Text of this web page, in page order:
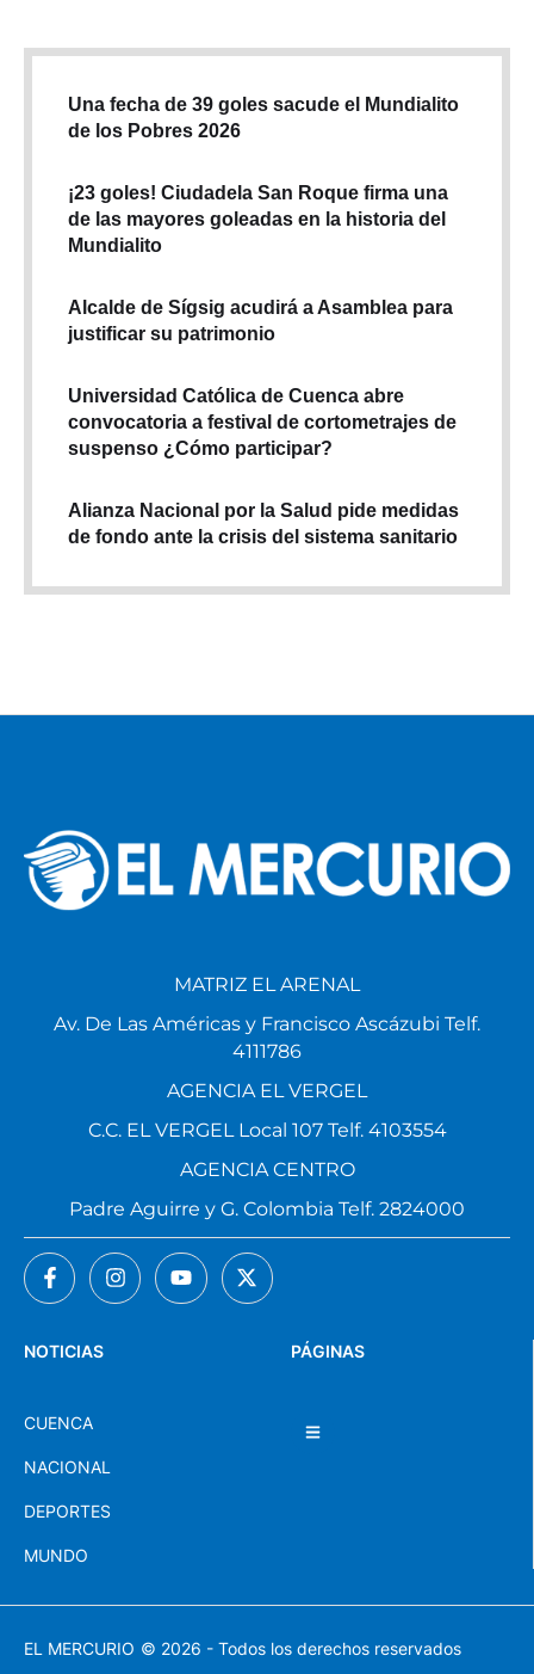
Una fecha de 39 goles sacude el Mundialito
de los Pobres 2026
¡23 goles! Ciudadela San Roque firma una
de las mayores goleadas en la historia del
Mundialito
Alcalde de Sígsig acudirá a Asamblea para
justificar su patrimonio
Universidad Católica de Cuenca abre
convocatoria a festival de cortometrajes de
suspenso ¿Cómo participar?
Alianza Nacional por la Salud pide medidas
de fondo ante la crisis del sistema sanitario
PÁGINAS
NOTICIAS
CUENCA
NACIONAL
DEPORTES
MUNDO
MATRIZ EL ARENAL
Av. De Las Américas y Francisco Ascázubi Telf.
4111786
AGENCIA EL VERGEL
C.C. EL VERGEL Local 107 Telf. 4103554
AGENCIA CENTRO
Padre Aguirre y G. Colombia Telf. 2824000
EL MERCURIO © 2026 - Todos los derechos reservados